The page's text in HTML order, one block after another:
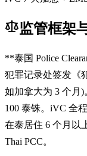
监管框架
**泰国 Police
犯罪记录处签发《
如加拿大为 3 个月
100 泰铢。iVC 全
在泰居住 6 个月以
Thai PCC。